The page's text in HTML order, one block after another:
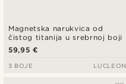
Magnetska narukvica od
čistog titanija u srebrnoj boji
59,95 €
3 BOJE LUCLEON